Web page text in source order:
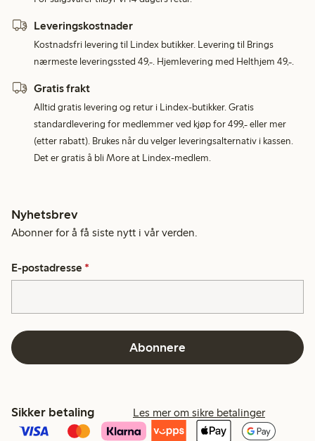
Leveringskostnader
Kostnadsfri levering til Lindex butikker. Levering til Brings
nærmeste leveringssted 49,-. Hjemlevering med Helthjem 49,-.
Gratis frakt
Alltid gratis levering og retur i Lindex-butikker. Gratis
standardlevering for medlemmer ved kjøp for 499,- eller mer
(etter rabatt). Brukes når du velger leveringsalternativ i kassen.
Det er gratis å bli More at Lindex-medlem.
Nyhetsbrev
Abonner for å få siste nytt i vår verden.
E-postadresse *
Abonnere
Sikker betaling Les mer om sikre betalinger